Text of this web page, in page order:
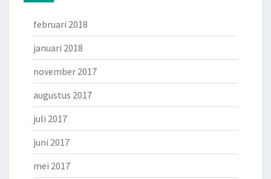
februari 2018
januari 2018
november 2017
augustus 2017
juli 2017
juni 2017
mei 2017